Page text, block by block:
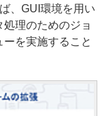
、GUI環境を用い
理のためのジョ
を実施すること